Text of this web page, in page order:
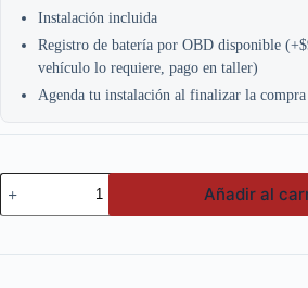
Instalación incluida
Registro de batería por OBD disponible
vehículo lo requiere, pago en taller)
Agenda tu instalación al finalizar la compra
Voltex
80AH
90D26R
630
Añadir al